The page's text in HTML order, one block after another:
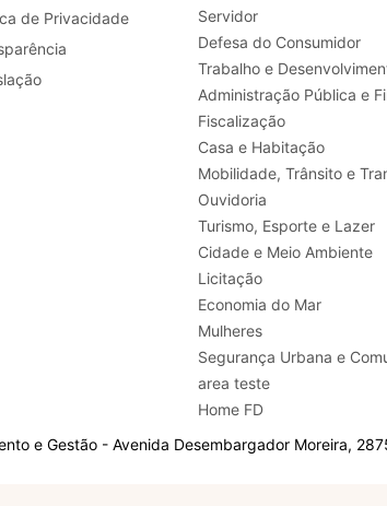
de Privacidade
Servidor
Defesa do Consumidor
Administração Pública e
Fiscalização
Casa e Habitação
Mobilidade, Trânsito e
Ouvidoria
Turismo, Esporte e Lazer
Cidade e Meio Ambiente
Licitação
Economia do Mar
Mulheres
Segurança Urbana e
area teste
Home FD
e Gestão - Avenida Desembargador Moreira,